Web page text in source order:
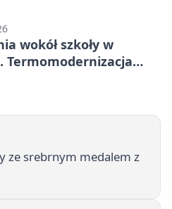
wokół szkoły w
Termomodernizacja
ze srebrnym medalem z